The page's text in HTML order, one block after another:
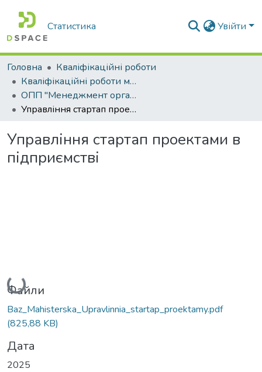
Статистика Увійти
Головна
Кваліфікаційні роботи
Кваліфікаційні роботи магістрів
ОПП "Менеджмент організацій і адміністрування"
Управління стартап проектами в підприємстві
Управління стартап проектами в
підприємстві
Вантажиться...
Файли
Baz_Mahisterska_Upravlinnia_startap_proektamy.pdf
(825,88 KB)
Дата
2025